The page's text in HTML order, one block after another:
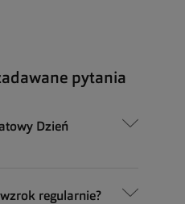
pytania
Dzień
regularnie?